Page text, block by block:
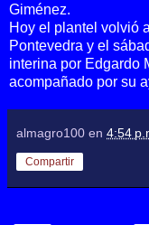
Giménez.
Hoy el plantel volvió
Pontevedra y el
interina por Edgardo
acompañado por su
almagro100 en 4:54
Compartir